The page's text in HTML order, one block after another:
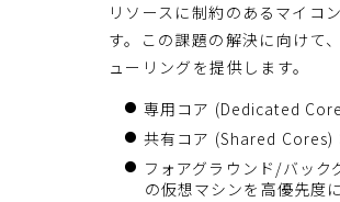
リソースに制約のあるマイコ
す。この課題の解決に向けて
ューリングを提供します。
専用コア (Dedicated
共有コア (Shared Cores)
フォアグラウンド/バッ
の仮想マシンを高優先度